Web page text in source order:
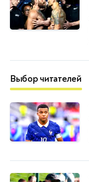
Выбор читателей